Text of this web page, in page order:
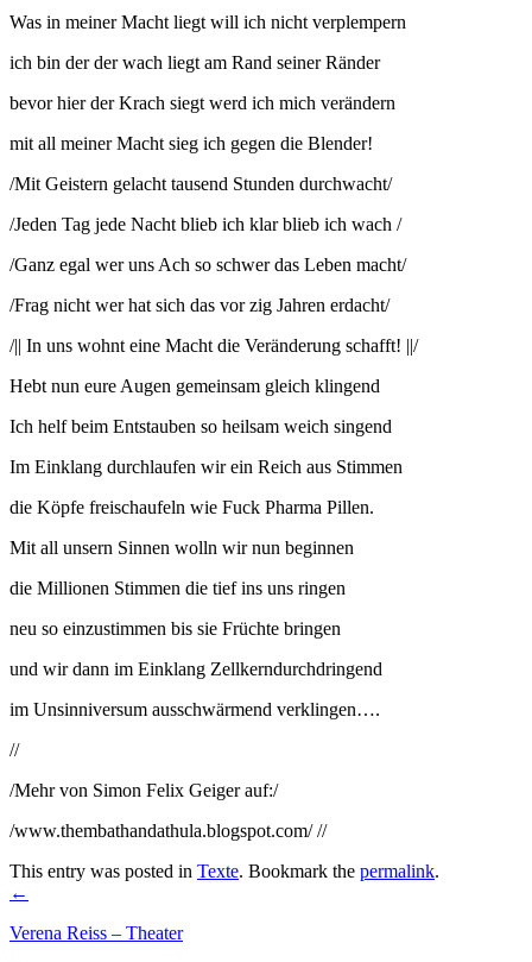
Was in meiner Macht liegt will ich nicht verplempern
ich bin der der wach liegt am Rand seiner Ränder
bevor hier der Krach siegt werd ich mich verändern
mit all meiner Macht sieg ich gegen die Blender!
/Mit Geistern gelacht tausend Stunden durchwacht/
/Jeden Tag jede Nacht blieb ich klar blieb ich wach /
/Ganz egal wer uns Ach so schwer das Leben macht/
/Frag nicht wer hat sich das vor zig Jahren erdacht/
/|| In uns wohnt eine Macht die Veränderung schafft! ||/
Hebt nun eure Augen gemeinsam gleich klingend
Ich helf beim Entstauben so heilsam weich singend
Im Einklang durchlaufen wir ein Reich aus Stimmen
die Köpfe freischaufeln wie Fuck Pharma Pillen.
Mit all unsern Sinnen wolln wir nun beginnen
die Millionen Stimmen die tief ins uns ringen
neu so einzustimmen bis sie Früchte bringen
und wir dann im Einklang Zellkerndurchdringend
im Unsinniversum ausschwärmend verklingen….
//
/Mehr von Simon Felix Geiger auf:/
/www.thembathandathula.blogspot.com///
This entry was posted in Texte. Bookmark the permalink.
Post
←
Verena Reiss – Theater